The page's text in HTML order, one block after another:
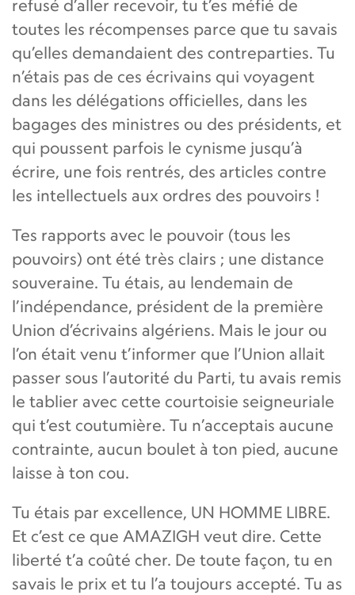
refusé d’aller recevoir, tu t’es méfié de
toutes les récompenses parce que tu savais
qu’elles demandaient des contreparties. Tu
n’étais pas de ces écrivains qui voyagent
dans les délégations officielles, dans les
bagages des ministres ou des présidents, et
qui poussent parfois le cynisme jusqu’à
écrire, une fois rentrés, des articles contre
les intellectuels aux ordres des pouvoirs !
Tes rapports avec le pouvoir (tous les
pouvoirs) ont été très clairs ; une distance
souveraine. Tu étais, au lendemain de
l’indépendance, président de la première
Union d’écrivains algériens. Mais le jour ou
l’on était venu t’informer que l’Union allait
passer sous l’autorité du Parti, tu avais remis
le tablier avec cette courtoisie seigneuriale
qui t’est coutumière. Tu n’acceptais aucune
contrainte, aucun boulet à ton pied, aucune
laisse à ton cou.
Tu étais par excellence, UN HOMME LIBRE.
Et c’est ce que AMAZIGH veut dire. Cette
liberté t’a coûté cher. De toute façon, tu en
savais le prix et tu l’a toujours accepté. Tu as